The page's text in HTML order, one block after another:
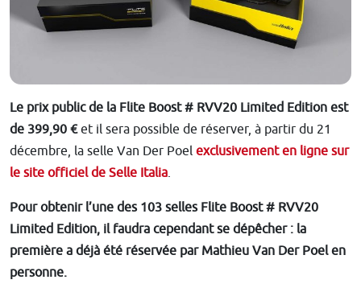
Le prix public de la Flite Boost # RVV20 Limited Edition est
de 399,90 €et il sera possible de réserver, à partir du 21
décembre, la selle Van Der Poel exclusivement en ligne sur
le site officiel de Selle Italia.
Pour obtenir l’une des 103 selles Flite Boost # RVV20
Limited Edition, il faudra cependant se dépêcher : la
première a déjà été réservée par Mathieu Van Der Poel en
personne.